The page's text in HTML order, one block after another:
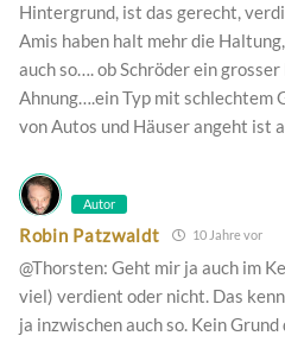
Hintergrund, ist das gerecht,
Amis haben halt mehr die
auch so…. ob Schröder ein
Ahnung….ein Typ mit schlechtem
von Autos und Häuser angeht ist
Autor
Robin Patzwaldt 10 Jahre vor
@Thorsten: Geht mir ja auch im
viel) verdient oder nicht. Das
ja inzwischen auch so. Kein